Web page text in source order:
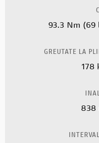
93.3 Nm
GREUTATE LA
178
838